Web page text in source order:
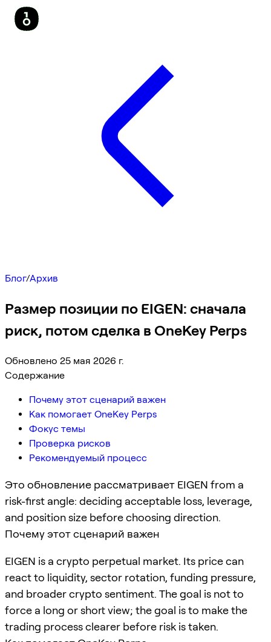
Блог/Архив
Размер позиции по EIGEN: сначала
риск, потом сделка в OneKey Perps
Обновлено 25 мая 2026 г.
Содержание
Почему этот сценарий важен
Как помогает OneKey Perps
Фокус темы
Проверка рисков
Рекомендуемый процесс
Это обновление рассматривает EIGEN from a
risk-first angle: deciding acceptable loss, leverage,
and position size before choosing direction.
Почему этот сценарий важен
EIGEN is a crypto perpetual market. Its price can
react to liquidity, sector rotation, funding pressure,
and broader crypto sentiment. The goal is not to
force a long or short view; the goal is to make the
trading process clearer before risk is taken.